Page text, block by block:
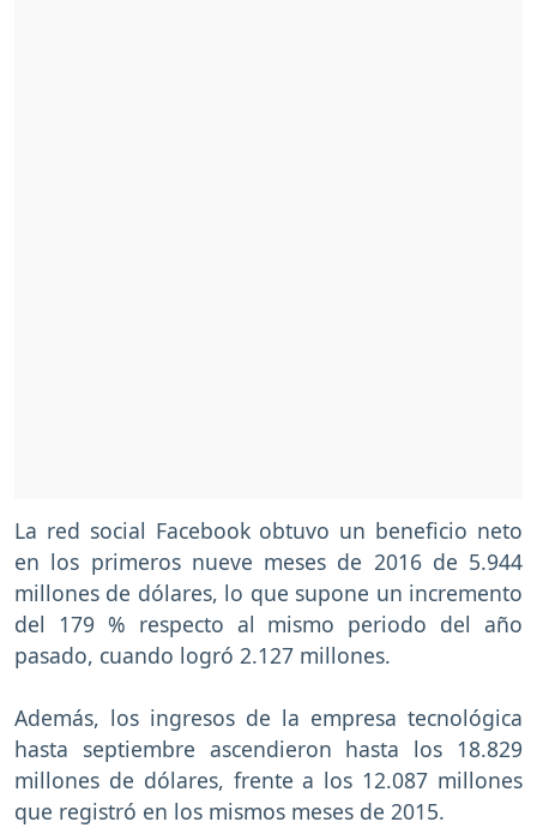
La red social Facebook obtuvo un beneficio neto
en los primeros nueve meses de 2016 de 5.944
millones de dólares, lo que supone un incremento
del 179 % respecto al mismo periodo del año
pasado, cuando logró 2.127 millones.
Además, los ingresos de la empresa tecnológica
hasta septiembre ascendieron hasta los 18.829
millones de dólares, frente a los 12.087 millones
que registró en los mismos meses de 2015.